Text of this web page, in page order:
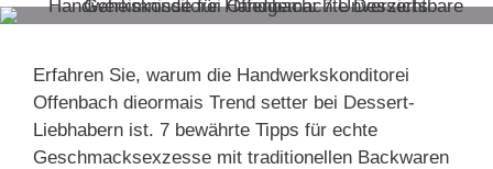
Erfahren Sie, warum die Handwerkskonditorei
Offenbach dieormais Trend setter bei Dessert-
Liebhabern ist. 7 bewährte Tipps für echte
Geschmacksexzesse mit traditionellen Backwaren